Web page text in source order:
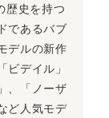
歴史を持つ
であるバブ
デルの新作
ビデイル」
、「ノーザ
ど人気モデ